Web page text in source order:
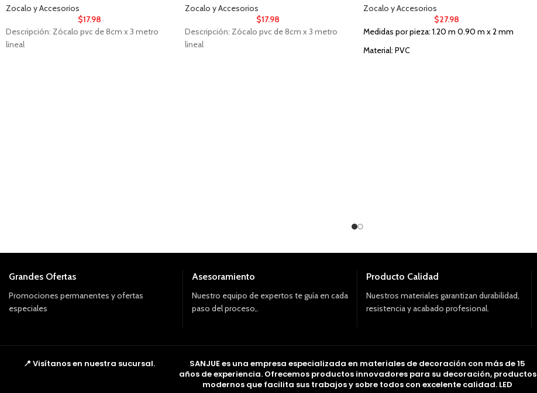
Zocalo y Accesorios
$17.98
Descripción: Zócalo pvc de 8cm x 3 metro
lineal
Zocalo y Accesorios
$17.98
Descripción: Zócalo pvc de 8cm x 3 metro
lineal
Zocalo y Accesorios
$27.98
Medidas por pieza: 1.20 m 0.90 m x 2 mm
Material: PVC
Grandes Ofertas
Promociones permanentes y ofertas
especiales
Asesoramiento
Nuestro equipo de expertos te guía en cada
paso del proceso,.
Producto Calidad
Nuestros materiales garantizan durabilidad,
resistencia y acabado profesional.
📍 Visítanos en nuestra sucursal.
SANJUE es una empresa especializada en materiales de decoración con más de 15
años de experiencia. Ofrecemos productos innovadores para su decoración, productos
modernos que facilita sus trabajos y sobre todos con excelente calidad. LED